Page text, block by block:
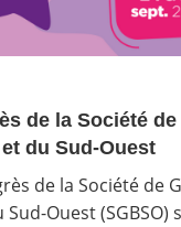
de la Société
du Sud-Ouest
de la Société de
Ouest (SGBSO)